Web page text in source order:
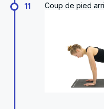
11 Coup de pied